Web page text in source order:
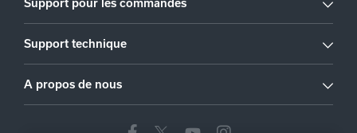
Support pour les commandes
Support technique
A propos de nous